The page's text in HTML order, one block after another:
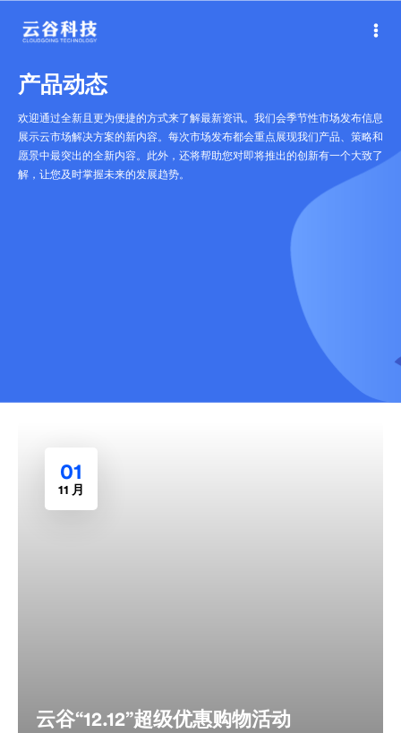
产品动态
欢迎通过全新且更为便捷的方式来了解最新资讯。我们会季节性市场发布信息
展示云市场解决方案的新内容。每次市场发布都会重点展现我们产品、策略和
愿景中最突出的全新内容。此外，还将帮助您对即将推出的创新有一个大致了
解，让您及时掌握未来的发展趋势。
01
11 月
云谷“12.12”超级优惠购物活动